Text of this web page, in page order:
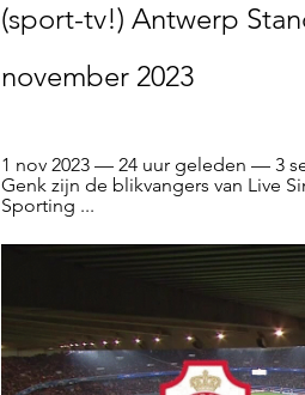
(sport-tv!) Antwerp
november 2023
1 nov 2023 — 24 uur geleden — 3
Genk zijn de blikvangers van Live
Sporting ...